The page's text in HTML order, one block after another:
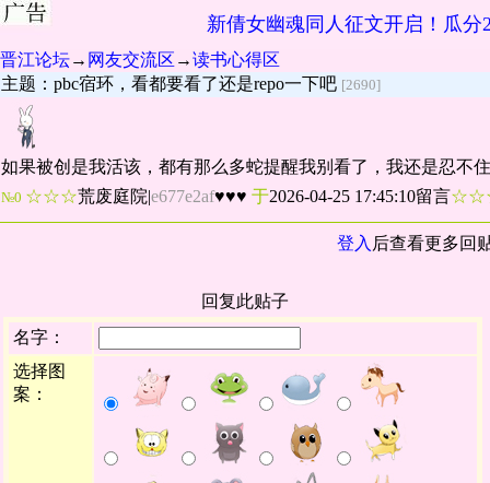
新倩女幽魂同人征文开启！瓜分
晋江论坛→ 网友交流区 →读书心得区
主题：pbc宿环，看都要看了还是repo一下吧 [2690]
如果被创是我活该，都有那么多蛇提醒我别看了，我还是忍不
№0 ☆☆☆荒废庭院|e677e2af♥♥♥ 于2026-04-25 17:45:10留言
登入 后查看更多回
回复此贴子
名字：
选择图
案：